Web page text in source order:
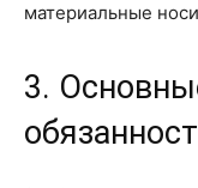
материальные
3.